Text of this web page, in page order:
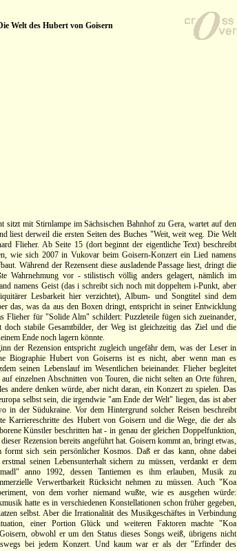
Welt des Hubert von Goisern
sitzt mit Stirnlampe im Sächsischen Bahnhof zu Gera, wartet auf den
liest derweil die ersten Seiten des Buches "Weit, weit weg. Die Welt
Flieher. Ab Seite 15 (dort beginnt der eigentliche Text) beschreibt
wie sich 2007 in Vukovar beim Goisern-Konzert ein Lied namens
Während der Rezensent diese ausladende Passage liest, dringt die
Wahrnehmung vor - stilistisch völlig anders gelagert, nämlich im
namens Geist (das i schreibt sich noch mit doppeltem i-Punkt, aber
Lesbarkeit hier verzichtet), Album- und Songtitel sind dem
das, was da aus den Boxen dringt, entspricht in seiner Entwicklung
Flieher für "Solide Alm" schildert: Puzzleteile fügen sich zueinander,
doch stabile Gesamtbilder, der Weg ist gleichzeitig das Ziel und die
Ende noch lagern könnte.
der Rezension entspricht zugleich ungefähr dem, was der Leser in
Biographie Hubert von Goiserns ist es nicht, aber wenn man es
seinen Lebenslauf im Wesentlichen beieinander. Flieher begleitet
einzelnen Abschnitten von Touren, die nicht selten an Orte führen,
andere denken würde, aber nicht daran, ein Konzert zu spielen. Das
selbst sein, die irgendwie "am Ende der Welt" liegen, das ist aber
in der Südukraine. Vor dem Hintergrund solcher Reisen beschreibt
Karriereschritte des Hubert von Goisern und die Wege, die der als
Künstler beschritten hat - in genau der gleichen Doppelfunktion,
dieser Rezension bereits angeführt hat. Goisern kommt an, bringt etwas,
sich sein persönlicher Kosmos. Daß er das kann, ohne dabei
seinen Lebensunterhalt sichern zu müssen, verdankt er dem
anno 1992, dessen Tantiemen es ihm erlauben, Musik zu
Verwertbarkeit Rücksicht nehmen zu müssen. Auch "Koa
von dem vorher niemand wußte, wie es ausgehen würde:
hatte es in verschiedenen Konstellationen schon früher gegeben,
selbst. Aber die Irrationalität des Musikgeschäftes in Verbindung
einer Portion Glück und weiteren Faktoren machte "Koa
obwohl er um den Status dieses Songs weiß, übrigens nicht
bei jedem Konzert. Und kaum war er als der "Erfinder des